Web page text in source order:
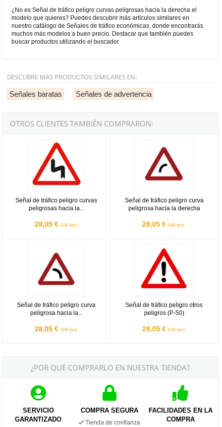
¿No es Señal de tráfico peligro curvas peligrosas hacia la derecha el
modelo que quieres? Puedes descubrir más artículos similares en
nuestro catálogo de Señales de tráfico económicas, donde encontrarás
muchos más modelos a buen precio. Destacar que también puedes
buscar productos utilizando el buscador.
DESCUBRE MÁS PRODUCTOS SIMILARES EN:
Señales baratas Señales de advertencia
OTROS CLIENTES TAMBIÉN COMPRARON:
Señal de tráfico peligro curvas
peligrosas hacia la...
28,05 € IVA incl.
Señal de tráfico peligro curva
peligrosa hacia la derecha
28,05 € IVA incl.
Señal de tráfico peligro curva
peligrosa hacia la...
28,05 € IVA incl.
Señal de tráfico peligro otros
peligros (P-50)
28,05 € IVA incl.
¿POR QUÉ COMPRARLO EN NUESTRA TIENDA?
SERVICIO
GARANTIZADO
COMPRA SEGURA
Tienda de confianza
FACILIDADES EN LA
COMPRA